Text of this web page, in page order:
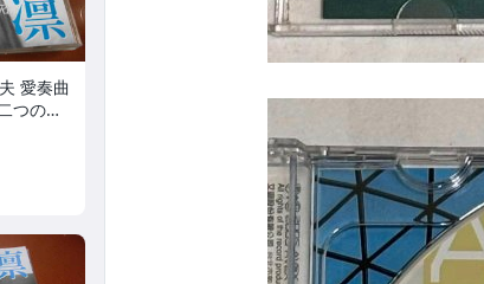
愛奏曲
つの相
屋正
野衛 他